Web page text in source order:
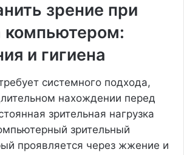
зрение при
компьютером:
и гигиена
системного подхода,
нахождении перед
зрительная нагрузка
зрительный
проявляется через жжение и